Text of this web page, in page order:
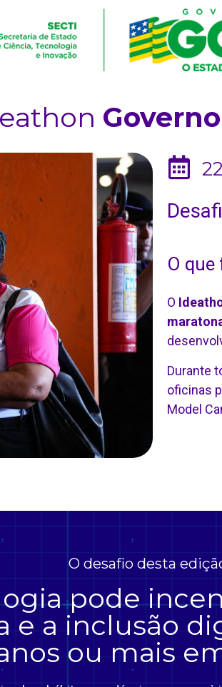
O que
O
Durante
oficinas
Model
O desafio desta
pode
e a inclusão
ou mais